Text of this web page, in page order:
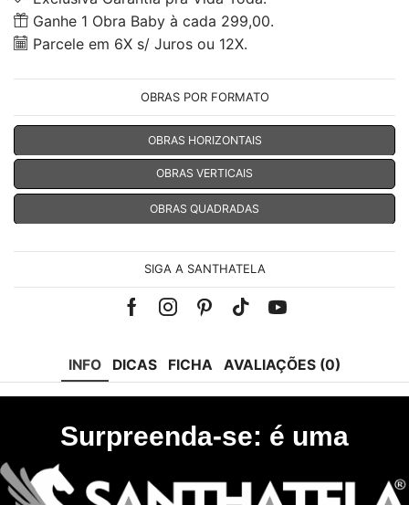
Ganhe 1 Obra Baby à cada 299,00.
Parcele em 6X s/ Juros ou 12X.
OBRAS POR FORMATO
OBRAS HORIZONTAIS
OBRAS VERTICAIS
OBRAS QUADRADAS
SIGA A SANTHATELA
Facebook
Instagram
Pinterest
Tik-Youtube
INFO DICAS FICHA AVALIAÇÕES (0)
Surpreenda-se: é uma